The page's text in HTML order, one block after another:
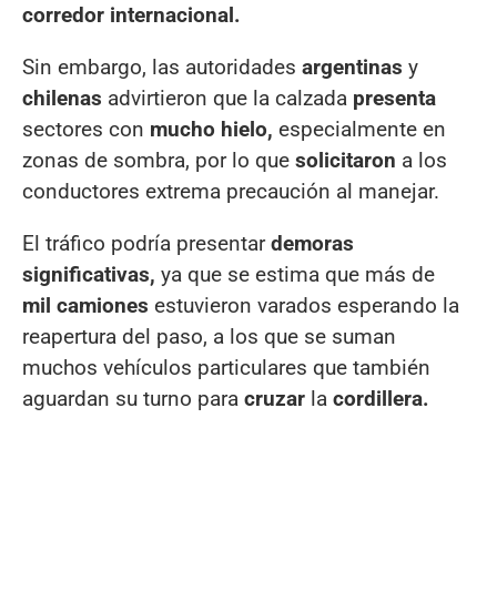
corredor internacional.
Sin embargo, las autoridades argentinas y
chilenas advirtieron que la calzada presenta
sectores con mucho hielo, especialmente en
zonas de sombra, por lo que solicitaron a los
conductores extrema precaución al manejar.
El tráfico podría presentardemoras
significativas, ya que se estima que más de
mil camiones estuvieron varados esperando la
reapertura del paso, a los que se suman
muchos vehículos particulares que también
aguardan su turno para cruzar la cordillera.